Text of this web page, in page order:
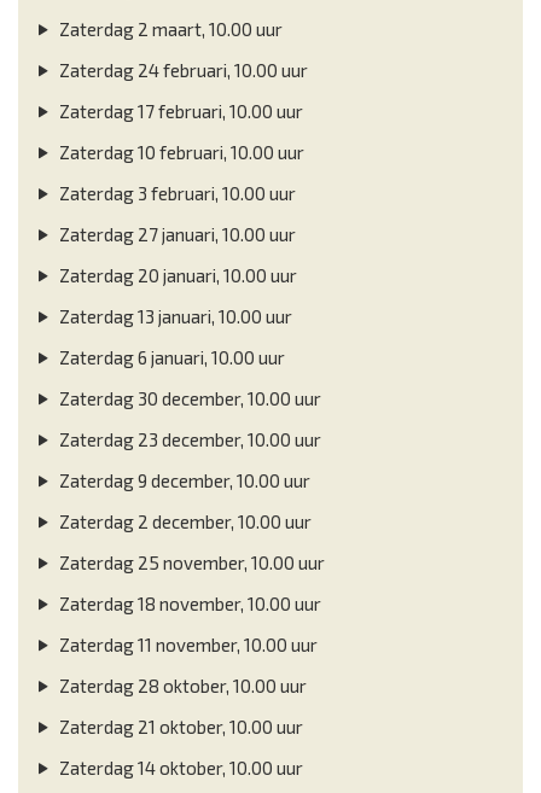
Zaterdag 2 maart, 10.00 uur
Zaterdag 24 februari, 10.00 uur
Zaterdag 17 februari, 10.00 uur
Zaterdag 10 februari, 10.00 uur
Zaterdag 3 februari, 10.00 uur
Zaterdag 27 januari, 10.00 uur
Zaterdag 20 januari, 10.00 uur
Zaterdag 13 januari, 10.00 uur
Zaterdag 6 januari, 10.00 uur
Zaterdag 30 december, 10.00 uur
Zaterdag 23 december, 10.00 uur
Zaterdag 9 december, 10.00 uur
Zaterdag 2 december, 10.00 uur
Zaterdag 25 november, 10.00 uur
Zaterdag 18 november, 10.00 uur
Zaterdag 11 november, 10.00 uur
Zaterdag 28 oktober, 10.00 uur
Zaterdag 21 oktober, 10.00 uur
Zaterdag 14 oktober, 10.00 uur